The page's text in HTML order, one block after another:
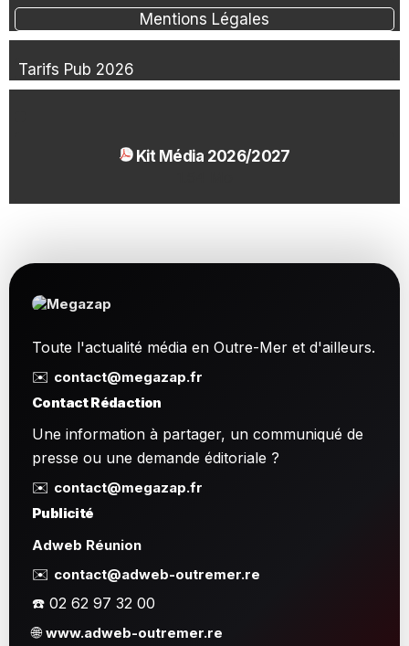
Mentions Légales
Tarifs Pub 2026
Kit Média 2026/2027
Toute l'actualité média en Outre-Mer et d'ailleurs.
✉️ contact@megazap.fr
Contact Rédaction
Une information à partager, un communiqué de
presse ou une demande éditoriale ?
✉️ contact@megazap.fr
Publicité
Adweb Réunion
✉️ contact@adweb-outremer.re
☎️ 02 62 97 32 00
🌐www.adweb-outremer.re